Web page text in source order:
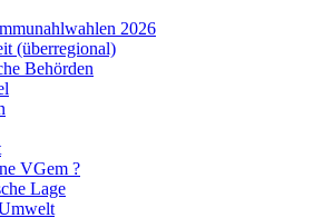
2026
(überregional)
Behörden
VGem ?
Lage